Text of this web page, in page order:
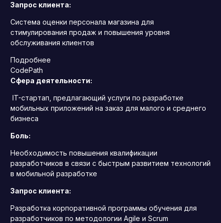
Запрос клиента:
Система оценки персонала магазина для
стимулирования продаж и повышения уровня
обслуживания клиентов
Подробнее
CodePath
Сфера деятельности:
IT-стартап, предлагающий услуги по разработке
мобильных приложений на заказ для малого и среднего
бизнеса
Боль:
Необходимость повышения квалификации
разработчиков в связи с быстрым развитием технологий
в мобильной разработке
Запрос клиента:
Разработка корпоративной программы обучения для
разработчиков по методологии Agile и Scrum